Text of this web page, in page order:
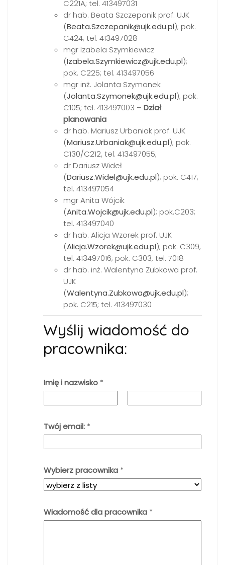
C221A; tel. 413497031
dr hab. Beata Szczepanik prof. UJK
(Beata.Szczepanik@ujk.edu.pl); pok.
C424; tel. 413497028
mgr Izabela Szymkiewicz
(Izabela.Szymkiewicz@ujk.edu.pl);
pok. C225; tel. 413497056
mgr inż. Jolanta Szymonek
(Jolanta.Szymonek@ujk.edu.pl); pok.
C105; tel. 413497003 – Dział
planowania
dr hab. Mariusz Urbaniak prof. UJK
(Mariusz.Urbaniak@ujk.edu.pl); pok.
C130/C212, tel. 413497055;
dr Dariusz Wideł
(Dariusz.Widel@ujk.edu.pl); pok. C417;
tel. 413497054
mgr Anita Wójcik
(Anita.Wojcik@ujk.edu.pl); pok.C203;
tel. 413497040
dr hab. Alicja Wzorek prof. UJK
(Alicja.Wzorek@ujk.edu.pl); pok. C309,
tel. 413497016; pok. C303, tel. 7018
dr hab. inż. Walentyna Zubkowa prof.
UJK
(Walentyna.Zubkowa@ujk.edu.pl);
pok. C215; tel. 413497030
Wyślij wiadomość do
pracownika:
Imię i nazwisko *
Twój email: *
Wybierz pracownika *
Wiadomość dla pracownika *